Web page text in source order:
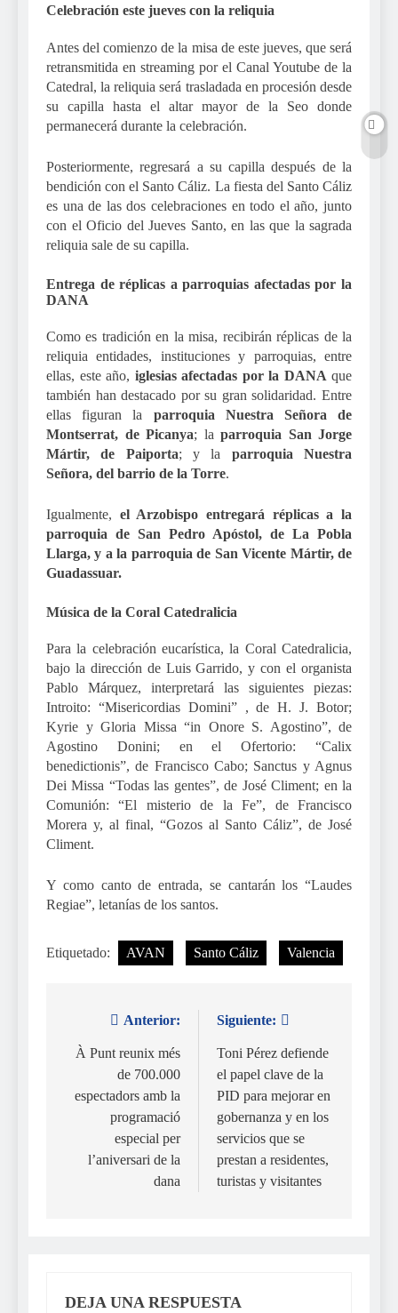
Celebración este jueves con la reliquia
Antes del comienzo de la misa de este jueves, que será
retransmitida en streaming por el Canal Youtube de la
Catedral, la reliquia será trasladada en procesión desde
su capilla hasta el altar mayor de la Seo donde
permanecerá durante la celebración.
Posteriormente, regresará a su capilla después de la
bendición con el Santo Cáliz. La fiesta del Santo Cáliz
es una de las dos celebraciones en todo el año, junto
con el Oficio del Jueves Santo, en las que la sagrada
reliquia sale de su capilla.
Entrega de réplicas a parroquias afectadas por la
DANA
Como es tradición en la misa, recibirán réplicas de la
reliquia entidades, instituciones y parroquias, entre
ellas, este año, iglesias afectadas por la DANA que
también han destacado por su gran solidaridad. Entre
ellas figuran la parroquia Nuestra Señora de
Montserrat, de Picanya; la parroquia San Jorge
Mártir, de Paiporta; y la parroquia Nuestra
Señora, del barrio de la Torre.
Igualmente, el Arzobispo entregará réplicas a la
parroquia de San Pedro Apóstol, de La Pobla
Llarga, y a la parroquia de San Vicente Mártir, de
Guadassuar.
Música de la Coral Catedralicia
Para la celebración eucarística, la Coral Catedralicia,
bajo la dirección de Luis Garrido, y con el organista
Pablo Márquez, interpretará las siguientes piezas:
Introito: “Misericordias Domini” , de H. J. Botor;
Kyrie y Gloria Missa “in Onore S. Agostino”, de
Agostino Donini; en el Ofertorio: “Calix
benedictionis”, de Francisco Cabo; Sanctus y Agnus
Dei Missa “Todas las gentes”, de José Climent; en la
Comunión: “El misterio de la Fe”, de Francisco
Morera y, al final, “Gozos al Santo Cáliz”, de José
Climent.
Y como canto de entrada, se cantarán los “Laudes
Regiae”, letanías de los santos.
Etiquetado: AVAN Santo Cáliz Valencia
Navegación
de
entradas
Anterior:
À Punt reunix més
de 700.000
espectadors amb la
programació
especial per
l’aniversari de la
dana
Siguiente:
Toni Pérez defiende
el papel clave de la
PID para mejorar en
gobernanza y en los
servicios que se
prestan a residentes,
turistas y visitantes
DEJA UNA RESPUESTA